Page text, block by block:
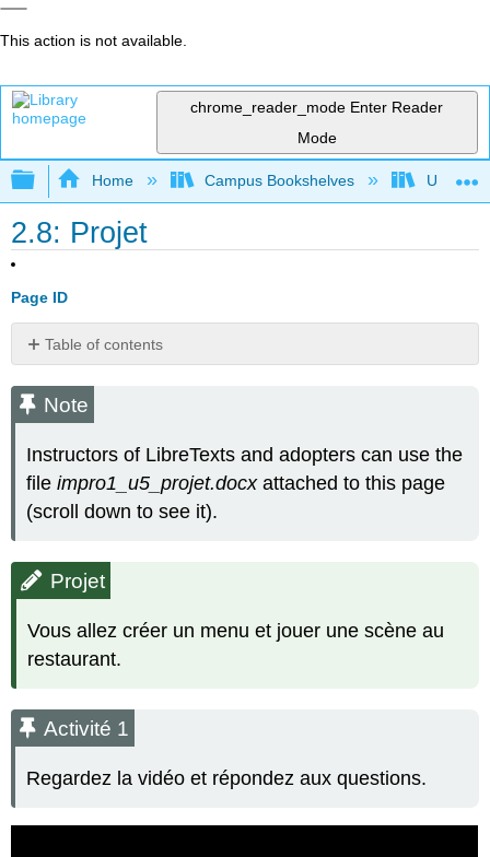
This action is not available.
chrome_reader_mode Enter Reader
Mode
Expand/collapse global hierarchy
Home Campus Bookshelves
2.8: Projet
Page ID
Table of contents
Projet
Activité
1
Activité
Activité
Note
Instructors of LibreTexts and adopters can use the
fileimpro1_u5_projet.docxattached to this page
(scroll down to see it).
Projet
Vous allez créer un menu et jouer une scène au
restaurant.
Activité 1
Regardez la vidéo et répondez aux questions.